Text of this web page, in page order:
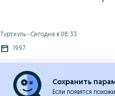
Турткуль - Сегодня в 08:33
1997
Сохранить
Если появятся